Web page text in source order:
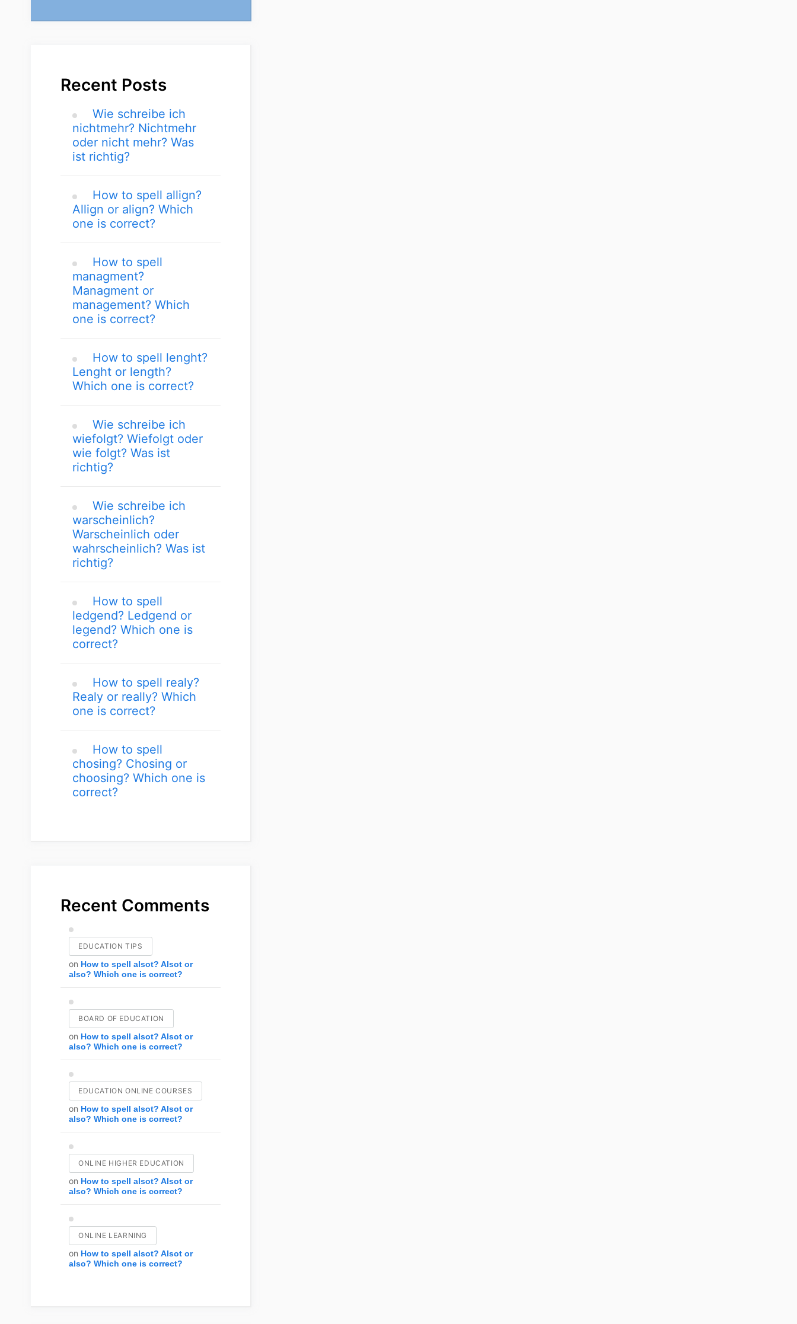
Recent Posts
Wie schreibe ich
nichtmehr? Nichtmehr
oder nicht mehr? Was
ist richtig?
How to spell allign?
Allign or align? Which
one is correct?
How to spell
managment?
Managment or
management? Which
one is correct?
How to spell lenght?
Lenght or length?
Which one is correct?
Wie schreibe ich
wiefolgt? Wiefolgt oder
wie folgt? Was ist
richtig?
Wie schreibe ich
warscheinlich?
Warscheinlich oder
wahrscheinlich? Was ist
richtig?
How to spell
ledgend? Ledgend or
legend? Which one is
correct?
How to spell realy?
Realy or really? Which
one is correct?
How to spell
chosing? Chosing or
choosing? Which one is
correct?
Recent Comments
EDUCATION TIPS
on How to spell alsot? Alsot or
also? Which one is correct?
BOARD OF EDUCATION
on How to spell alsot? Alsot or
also? Which one is correct?
EDUCATION ONLINE COURSES
on How to spell alsot? Alsot or
also? Which one is correct?
ONLINE HIGHER EDUCATION
on How to spell alsot? Alsot or
also? Which one is correct?
ONLINE LEARNING
on How to spell alsot? Alsot or
also? Which one is correct?